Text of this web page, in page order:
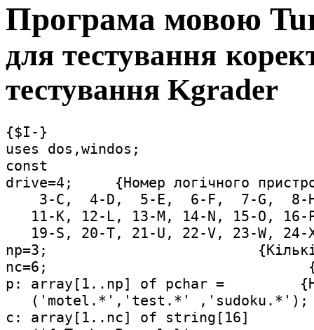
Програма мовою
для тестування
тестування Kgrader
{$I-}
uses dos,windos;
const
drive=4;     {Номер логiчного
3-C,  4-D,  5-E,  6-F,  7-G,  8-
11-K, 12-L, 13-M, 14-N, 15-O, 16-
19-S, 20-T, 21-U, 22-V, 23-W, 24-
np=3;
nc=6;
p: array[1..np] of pchar =
   ('motel.*','test.*' ,'sudoku.*');
c: array[1..nc] of string[16]